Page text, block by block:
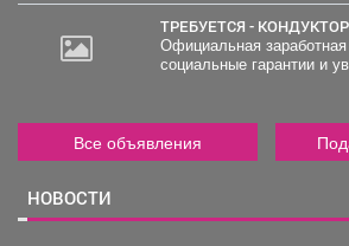
ТРЕБУЕТСЯ - КОНДУКТОР
Официальная
социальные гарантии и
Все объявления
НОВОСТИ